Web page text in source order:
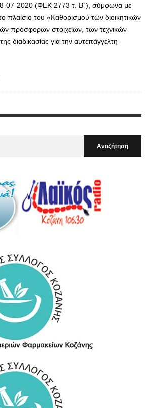
07-2020 (ΦΕΚ 2773 τ. Β΄), σύμφωνα με
πλαίσιο του «Καθορισμού των διοικητικών
πρόσφορων στοιχείων, των τεχνικών
διαδικασίας για την αυτεπάγγελτη